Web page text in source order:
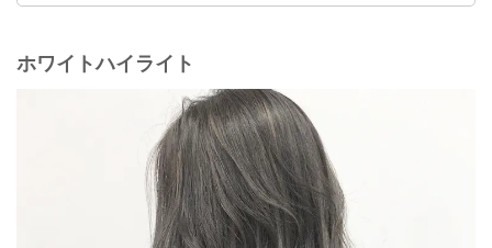
ホワイトハイライト